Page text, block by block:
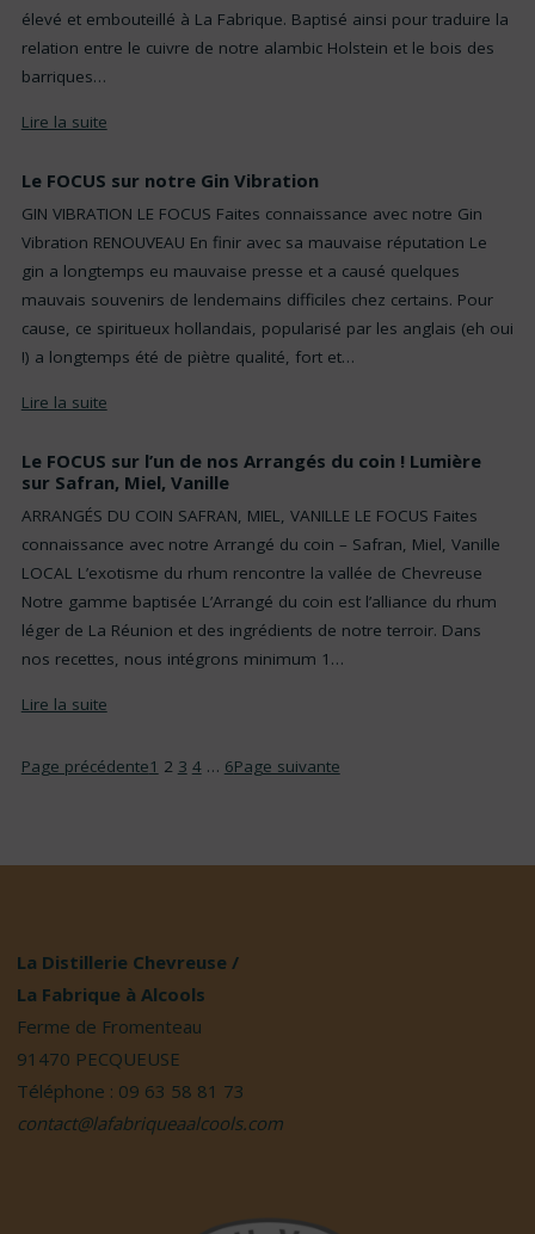
élevé et embouteillé à La Fabrique. Baptisé ainsi pour traduire la
relation entre le cuivre de notre alambic Holstein et le bois des
barriques…
Lire la suite
Le FOCUS sur notre Gin Vibration
GIN VIBRATION LE FOCUS Faites connaissance avec notre Gin
Vibration RENOUVEAU En finir avec sa mauvaise réputation Le
gin a longtemps eu mauvaise presse et a causé quelques
mauvais souvenirs de lendemains difficiles chez certains. Pour
cause, ce spiritueux hollandais, popularisé par les anglais (eh oui
!) a longtemps été de piètre qualité, fort et…
Lire la suite
Le FOCUS sur l’un de nos Arrangés du coin ! Lumière
sur Safran, Miel, Vanille
ARRANGÉS DU COIN SAFRAN, MIEL, VANILLE LE FOCUS Faites
connaissance avec notre Arrangé du coin – Safran, Miel, Vanille
LOCAL L’exotisme du rhum rencontre la vallée de Chevreuse
Notre gamme baptisée L’Arrangé du coin est l’alliance du rhum
léger de La Réunion et des ingrédients de notre terroir. Dans
nos recettes, nous intégrons minimum 1…
Lire la suite
Page précédente1 2 3 4 … 6Page suivante
La Distillerie Chevreuse /
La Fabrique à Alcools
Ferme de Fromenteau
91470 PECQUEUSE
Téléphone : 09 63 58 81 73
contact@lafabriqueaalcools.com